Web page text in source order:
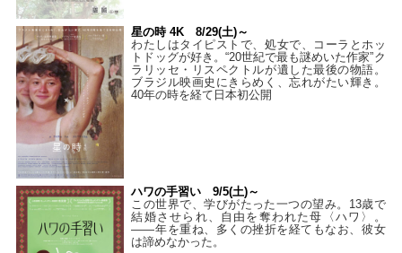
星の時 4K 8/29(土)～
わたしはタイピストで、処⼥で、コーラとホッ
トドッグが好き。“20世紀で最も謎めいた作家”ク
ラリッセ・リスペクトルが遺した最後の物語。
ブラジル映画史にきらめく、忘れがたい輝き。
40年の時を経て⽇本初公開
ハワの手習い 9/5(土)～
この世界で、学びがたった一つの望み。13歳で
結婚させられ、自由を奪われた母〈ハワ〉。
——年を重ね、多くの挫折を経てもなお、彼女
は諦めなかった。